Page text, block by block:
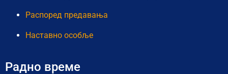
Распоред предавања
Наставно особље
Радно време